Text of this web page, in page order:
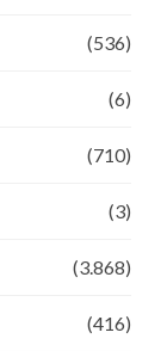
(536)
(6)
(710)
(3)
(3.868)
(416)